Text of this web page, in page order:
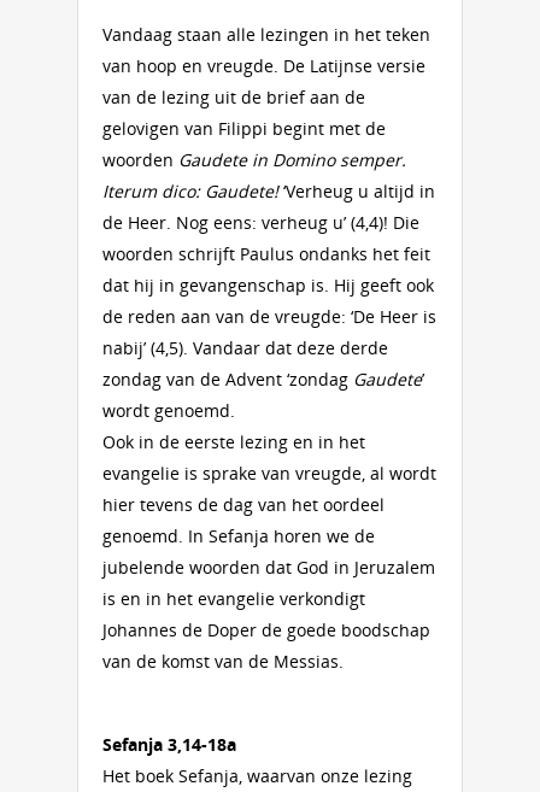
Vandaag staan alle lezingen in het teken
van hoop en vreugde. De Latijnse versie
van de lezing uit de brief aan de
gelovigen van Filippi begint met de
woorden Gaudete in Domino semper.
Iterum dico: Gaudete!‘Verheug u altijd in
de Heer. Nog eens: verheug u’ (4,4)! Die
woorden schrijft Paulus ondanks het feit
dat hij in gevangenschap is. Hij geeft ook
de reden aan van de vreugde: ‘De Heer is
nabij’ (4,5). Vandaar dat deze derde
zondag van de Advent ‘zondag Gaudete’
wordt genoemd.
Ook in de eerste lezing en in het
evangelie is sprake van vreugde, al wordt
hier tevens de dag van het oordeel
genoemd. In Sefanja horen we de
jubelende woorden dat God in Jeruzalem
is en in het evangelie verkondigt
Johannes de Doper de goede boodschap
van de komst van de Messias.
Sefanja 3,14-18a
Het boek Sefanja, waarvan onze lezing